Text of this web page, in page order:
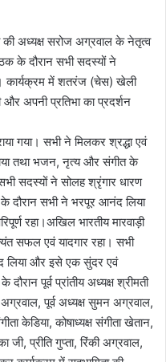
की अध्यक्ष सरोज अग्रवाल के नेतृत्व
के दौरान सभी सदस्यों ने
कार्यक्रम में शतरंज (चेस) खेली
अपनी प्रतिभा का प्रदर्शन
गया। सभी ने मिलकर श्रद्धा एवं
तथा भजन, नृत्य और संगीत के
सदस्यों ने सोलह श्रृंगार धारण
दौरान सभी ने भरपूर आनंद लिया
रहा।अखिल भारतीय मारवाड़ी
सफल एवं यादगार रहा। सभी
लिया और इसे एक सुंदर एवं
पूर्व प्रांतीय अध्यक्ष श्रीमती
पूर्व अध्यक्ष सुमन अग्रवाल,
केडिया, कोषाध्यक्ष संगीता खेतान,
प्रीति गुप्ता, रिंकी अग्रवाल,